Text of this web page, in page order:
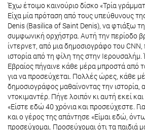
Έχω έτοιμο καινούριο δίσκο «Τρία
Είχα μία πρόταση από τους υπεύθυνους
Denis (Basilica of Saint Denis), να φτιάξω τη
συμφωνική ορχήστρα. Αυτή την περίοδο
ίντερνετ, από μια δημοσιογράφο του
ιστορία από τη φίλη της στην
Εβραίος πήγαινε κάθε μέρα μπροστά από
για να προσεύχεται. Πολλές ώρες, κάθε
δημοσιογράφος μαθαίνοντας την ιστορία,
ντοκιμαντέρ. Πήγε λοιπόν κι αυτή εκεί
«Είστε εδώ 40 χρόνια και προσεύχεστε.
και ο γέρος της απάντησε «Είμαι εδώ,
προσεύχομαι. Προσεύχομαι ότι τα παιδιά